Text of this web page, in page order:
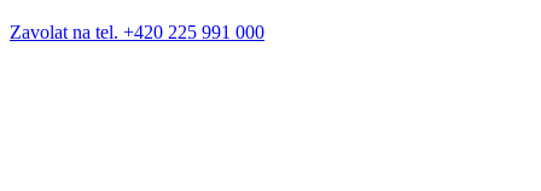
Zavolat na tel. +420 225 991 000